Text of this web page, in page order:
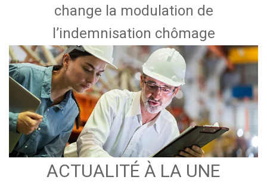
change la modulation de
l’indemnisation chômage
ACTUALITÉ À LA UNE